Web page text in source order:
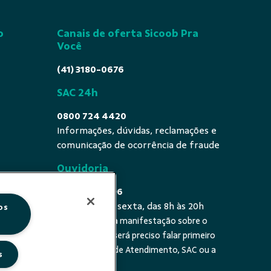
- De
Canais de oferta Sicoob Pra
Você
(41) 3180-0676
SAC 24h
0800 724 4420
Informações, dúvidas, reclamações e
comunicação de ocorrência de fraude
Ouvidoria
0800 725 0996
De segunda a sexta, das 8h às 20h
É a sua primeira manifestação sobre o
tema? Se sim, será preciso falar primeiro
com a Central de Atendimento, SAC ou a